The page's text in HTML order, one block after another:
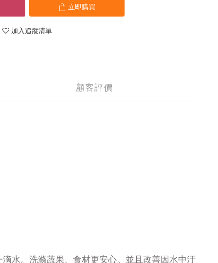
立即購買
加入追蹤清單
顧客評價
水。洗滌蔬果、食材更安心。並且改善因水中汙